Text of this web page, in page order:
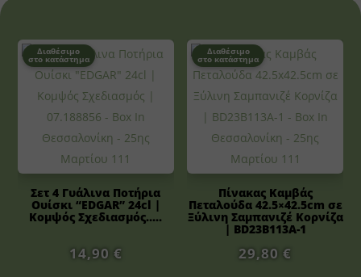
Διαθέσιμο
στο κατάστημα
Σετ 4 Γυάλινα Ποτήρια
Ουίσκι “EDGAR” 24cl |
Κομψός Σχεδιασμός.....
14,90 €
Διαθέσιμο
στο κατάστημα
Πίνακας Καμβάς
Πεταλούδα 42.5×42.5cm σε
Ξύλινη Σαμπανιζέ Κορνίζα
| BD23B113A-1
29,80€